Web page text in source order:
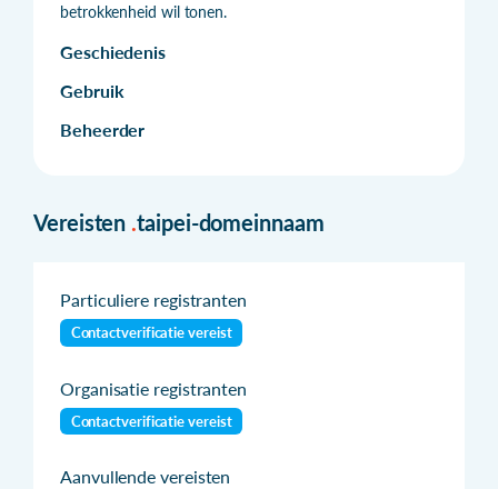
betrokkenheid wil tonen.
Geschiedenis
Gebruik
Beheerder
Vereisten .taipei-domeinnaam
Particuliere registranten
Contactverificatie vereist
Organisatie registranten
Contactverificatie vereist
Aanvullende vereisten